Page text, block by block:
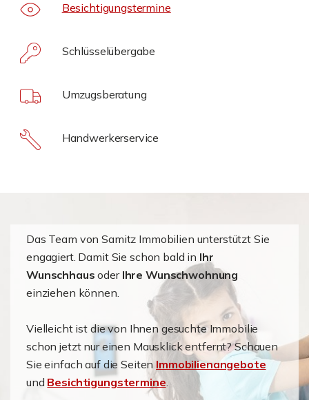
Besichtigungstermine
Schlüsselübergabe
Umzugsberatung
Handwerkerservice
Das Team von Samitz Immobilien unterstützt Sie
engagiert. Damit Sie schon bald in Ihr
Wunschhaus oder Ihre Wunschwohnung
einziehen können.
Vielleicht ist die von Ihnen gesuchte Immobilie
schon jetzt nur einen Mausklick entfernt? Schauen
Sie einfach auf die Seiten Immobilienangebote
und Besichtigungstermine.